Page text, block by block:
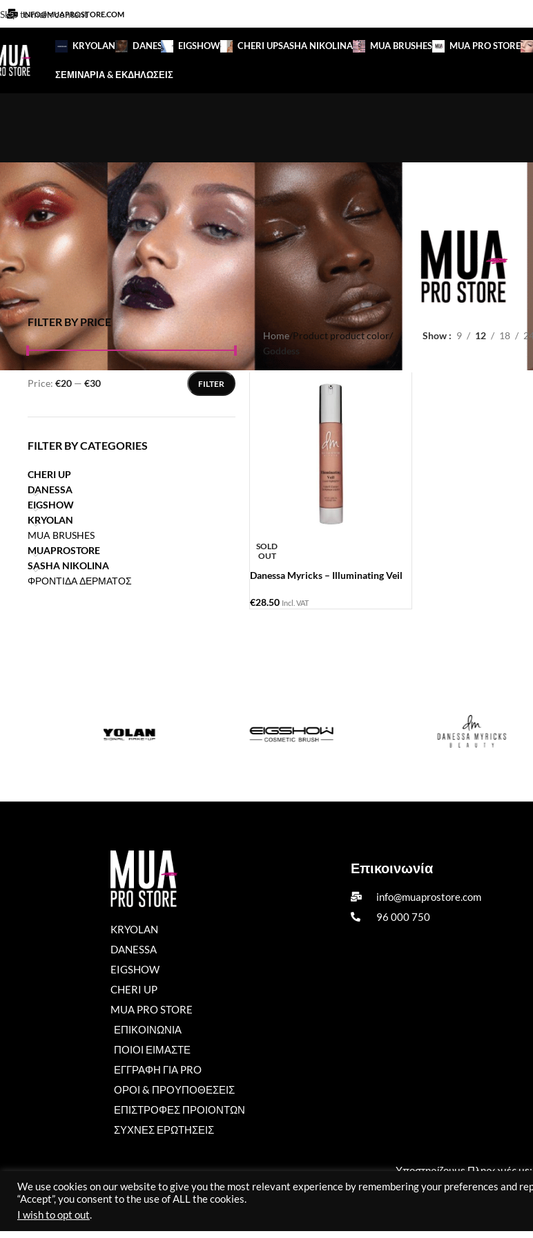
Skip to main content
INFO@MUAPROSTORE.COM
KRYOLAN DANESSA EIGSHOW CHERI UPSASHA NIKOLINA MUA BRUSHES MUA PRO STORE
ΣΕΜΙΝΑΡΙΑ & ΕΚΔΗΛΩΣΕΙΣ
FILTER BY PRICE
FILTER
Price: €20 — €30
FILTER BY CATEGORIES
CHERI UP
DANESSA
EIGSHOW
KRYOLAN
MUA BRUSHES
MUAPROSTORE
SASHA NIKOLINA
ΦΡΟΝΤΙΔΑ ΔΕΡΜΑΤΟΣ
Home/Product product color/
Goddess
Show 9 12 18
SOLD
OUT
Danessa Myricks – Illuminating Veil
€28.50 Incl. VAT
KRYOLAN
DANESSA
EIGSHOW
CHERI UP
MUA PRO STORE
ΕΠΙΚΟΙΝΩΝΙΑ
ΠΟΙΟΙ ΕΙΜΑΣΤΕ
ΕΓΓΡΑΦΗ ΓΙΑ PRO
ΟΡΟΙ & ΠΡΟΥΠΟΘΕΣΕΙΣ
ΕΠΙΣΤΡΟΦΕΣ ΠΡΟΙΟΝΤΩΝ
ΣΥΧΝΕΣ ΕΡΩΤΗΣΕΙΣ
Επικοινωνία
info@muaprostore.com
96 000 750
Υποστηρίζουμε Πληρωμές με:
We use cookies on our website to give you the most relevant experience by remembering your preferences and
“Accept”, you consent to the use of ALL the cookies.
I wish to opt out.